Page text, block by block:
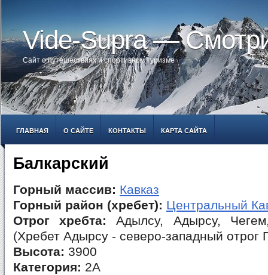
Vide-Supra —
Сайт о путешествиях и спортивном туризме
ГЛАВНАЯ О САЙТЕ КОНТАКТЫ КАРТА САЙТА
Балкарский
Горный массив: Кавказ
Горный район (хребет): Центральный
Отрог хребта: Адылсу, Адырсу,
(Хребет Адырсу - северо-западный отрог
Высота: 3900
Категория: 2А